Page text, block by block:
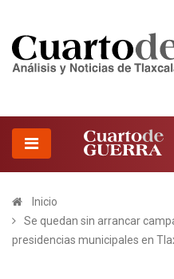
Inicio
Se quedan sin arrancar
presidencias municipales en